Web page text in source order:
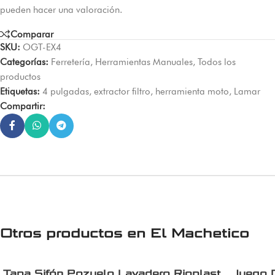
pueden hacer una valoración.
Comparar
SKU: OGT-EX4
Categorías: Ferretería, Herramientas Manuales, Todos los
productos
Etiquetas: 4 pulgadas, extractor filtro, herramienta moto, Lamar
Compartir:
Otros productos en El Machetico